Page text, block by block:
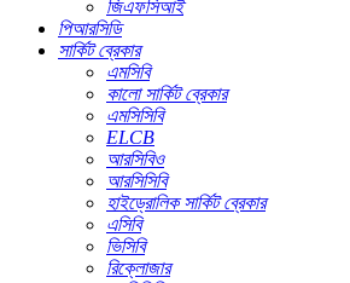
জিএফসিআই
পিআরসিডি
সার্কিট ব্রেকার
এমসিবি
কালো সার্কিট ব্রেকার
এমসিসিবি
ELCB
আরসিবিও
আরসিসিবি
হাইড্রোলিক সার্কিট ব্রেকার
এসিবি
ভিসিবি
রিক্লোজার